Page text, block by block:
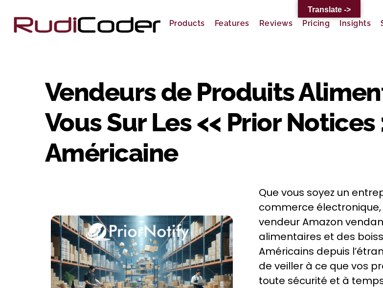
content
Products Features Reviews Pricing Insights
Vendeurs de Produits
Vous Sur Les << Prior Notices
Américaine
Que vous soyez un
commerce
vendeur Amazon
alimentaires et des
Américains depuis
de veiller à ce que vos
toute sécurité et à
Translate ->